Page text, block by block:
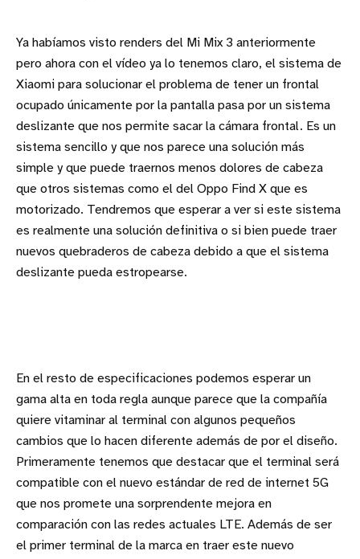
Ya habíamos visto renders del Mi Mix 3 anteriormente
pero ahora con el vídeo ya lo tenemos claro, el sistema de
Xiaomi para solucionar el problema de tener un frontal
ocupado únicamente por la pantalla pasa por un sistema
deslizante que nos permite sacar la cámara frontal. Es un
sistema sencillo y que nos parece una solución más
simple y que puede traernos menos dolores de cabeza
que otros sistemas como el del Oppo Find X que es
motorizado. Tendremos que esperar a ver si este sistema
es realmente una solución definitiva o si bien puede traer
nuevos quebraderos de cabeza debido a que el sistema
deslizante pueda estropearse.
En el resto de especificaciones podemos esperar un
gama alta en toda regla aunque parece que la compañía
quiere vitaminar al terminal con algunos pequeños
cambios que lo hacen diferente además de por el diseño.
Primeramente tenemos que destacar que el terminal será
compatible con el nuevo estándar de red de internet 5G
que nos promete una sorprendente mejora en
comparación con las redes actuales LTE. Además de ser
el primer terminal de la marca en traer este nuevo